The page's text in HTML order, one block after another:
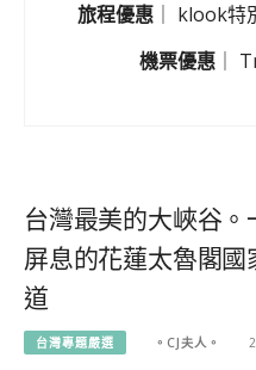
旅程優惠
klook特
機票優惠
台灣最美的大峽谷
屏息的花蓮太魯閣
道
台灣專題嚴選 。CJ夫人。